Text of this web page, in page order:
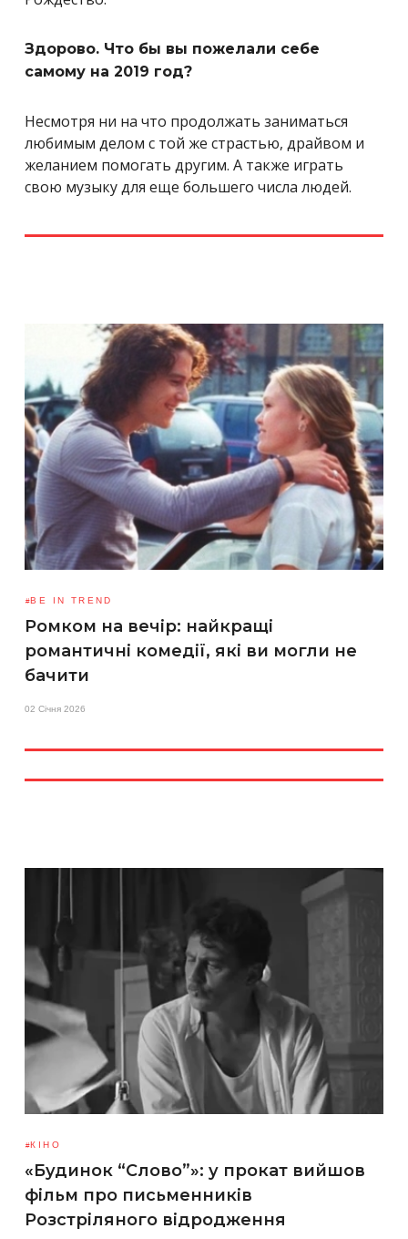
Здорово. Что бы вы пожелали себе
самому на 2019 год?
Несмотря ни на что продолжать заниматься
любимым делом с той же страстью, драйвом и
желанием помогать другим. А также играть
свою музыку для еще большего числа людей.
BE IN TREND
Ромком на вечір: найкращі
романтичні комедії, які ви могли не
бачити
02 Січня 2026
КІНО
«Будинок “Слово”»: у прокат вийшов
фільм про письменників
Розстріляного відродження